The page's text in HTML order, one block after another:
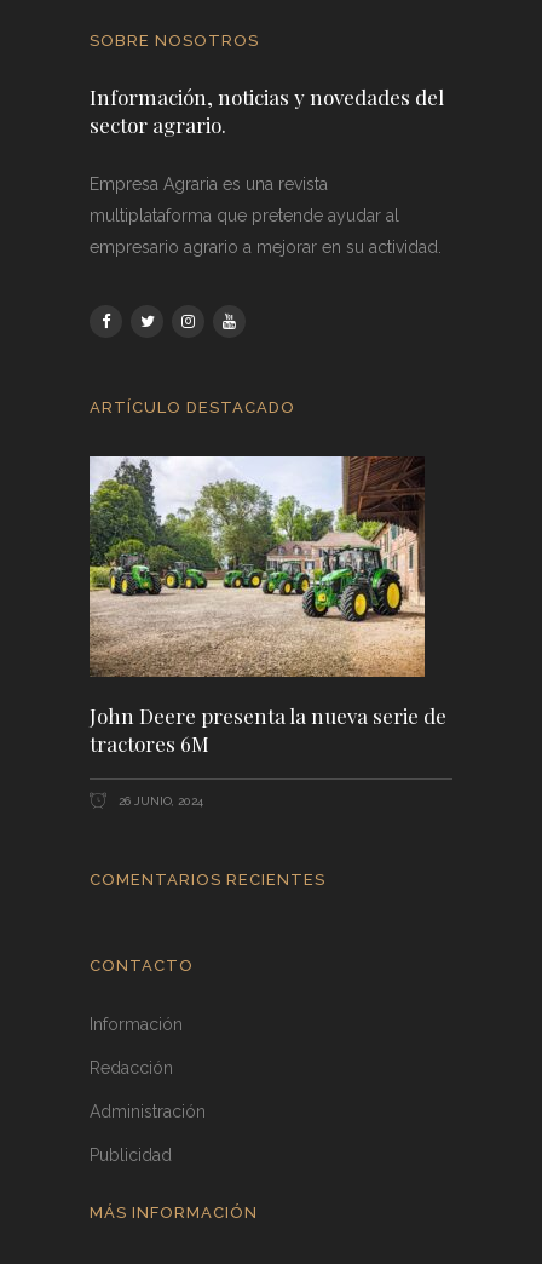
SOBRE NOSOTROS
Información, noticias y novedades del
sector agrario.
Empresa Agraria es una revista
multiplataforma que pretende ayudar al
empresario agrario a mejorar en su actividad.
ARTÍCULO DESTACADO
John Deere presenta la nueva serie de
tractores 6M
26 JUNIO, 2024
COMENTARIOS RECIENTES
CONTACTO
Información
Redacción
Administración
Publicidad
MÁS INFORMACIÓN